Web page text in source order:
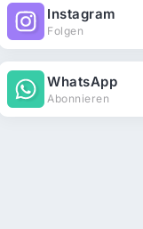
Instagram
Folgen
WhatsApp
Abonnieren